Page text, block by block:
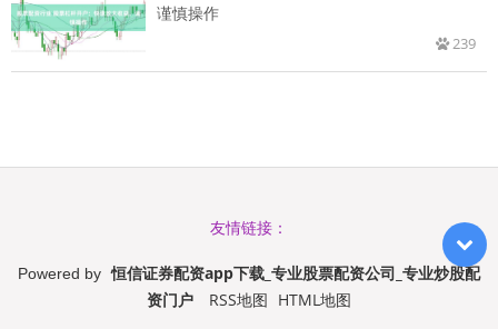
谨慎操作
239
友情链接：
Powered by 恒信证券配资app下载_专业股票配资公司_专业炒股配
资门户
RSS地图 HTML地图